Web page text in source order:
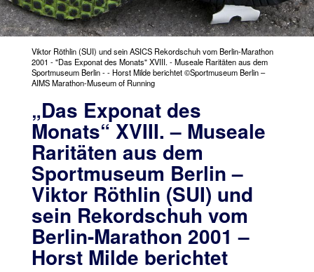
Viktor Röthlin (SUI) und sein ASICS Rekordschuh vom Berlin-Marathon
2001 - "Das Exponat des Monats" XVIII. - Museale Raritäten aus dem
Sportmuseum Berlin - - Horst Milde berichtet ©Sportmuseum Berlin –
AIMS Marathon-Museum of Running
„Das Exponat des
Monats“ XVIII. – Museale
Raritäten aus dem
Sportmuseum Berlin –
Viktor Röthlin (SUI) und
sein Rekordschuh vom
Berlin-Marathon 2001 –
Horst Milde berichtet